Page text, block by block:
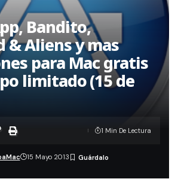
Bandito,
& Aliens y mas
para Mac gratis
limitado (15 de
15 Mayo 2013
1 Min De Lectura